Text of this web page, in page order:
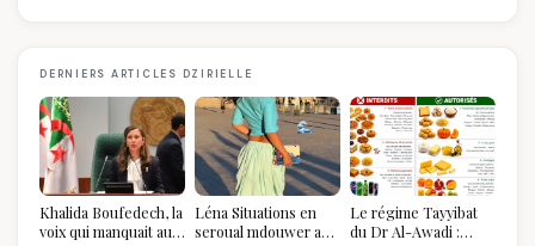
DERNIERS ARTICLES DZIRIELLE
Khalida Boufedech, la
voix qui manquait au
Léna Situations en
seroual mdouwer au
Le régime Tayyibat
du Dr Al-Awadi :